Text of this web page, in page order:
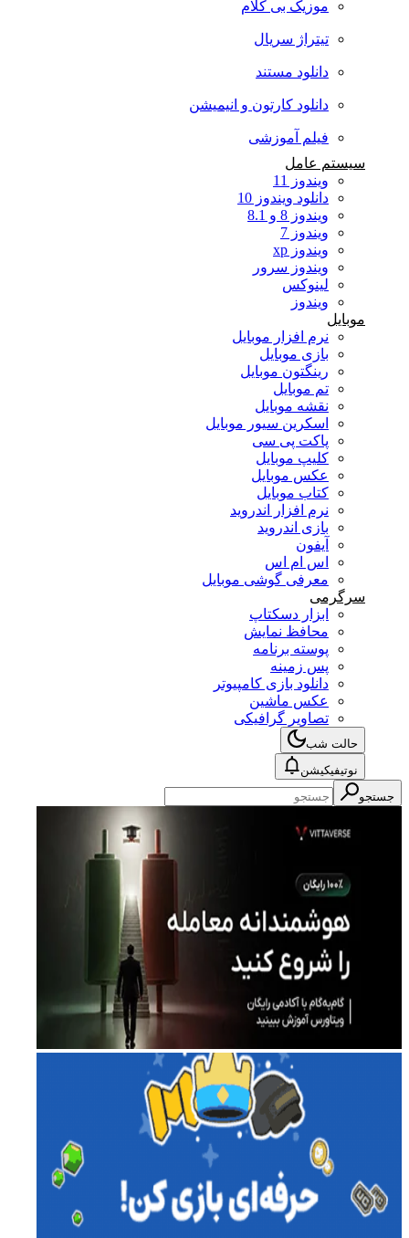
موزیک بی کلام
تیتراژ سریال
دانلود مستند
دانلود کارتون و انیمیشن
فیلم آموزشی
سیستم عامل
ویندوز 11
دانلود ویندوز 10
ویندوز 8 و 8.1
ویندوز 7
ویندوز xp
ویندوز سرور
لینوکس
ویندوز
موبایل
نرم افزار موبایل
بازی موبایل
رینگتون موبایل
تم موبایل
نقشه موبایل
اسکرین سیور موبایل
پاکت پی سی
کلیپ موبایل
عکس موبایل
کتاب موبایل
نرم افزار اندروید
بازی اندروید
آیفون
اس ام اس
معرفی گوشی موبایل
سرگرمی
ابزار دسکتاپ
محافظ نمایش
پوسته برنامه
پس زمینه
دانلود بازی کامپیوتر
عکس ماشین
تصاویر گرافیکی
حالت شب
نوتیفیکیشن
جستجو